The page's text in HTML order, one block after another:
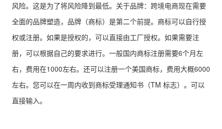
风险。这是为了将风险降到最低。关于品牌：跨境电商现在需要
全面的品牌塑造，品牌（商标）是第二个前提。商标可以自行授
权或注册。如果是授权的，可以直接由工厂授权。如果需要注
册，可以根据自己的要求进行。一般国内商标注册需要6个月左
右，费用在1000左右。还可以注册一个美国商标，费用大概6000
左右。您可以在一周内收到商标受理通知书（TM 标志）。可以
直接输入。